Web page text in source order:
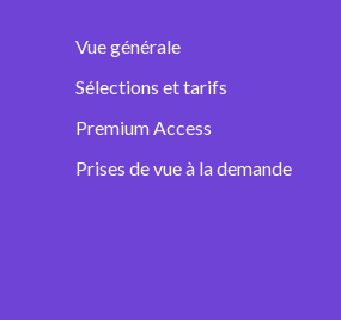
Vue générale
Sélections et tarifs
Premium Access
Prises de vue à la demande